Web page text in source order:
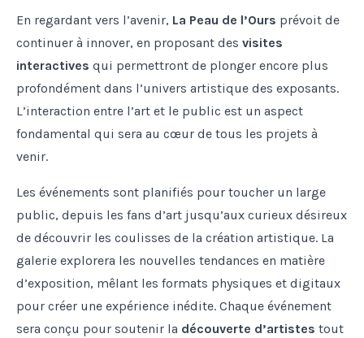
En regardant vers l’avenir, La Peau de l’Ours prévoit de
continuer à innover, en proposant des visites
interactives qui permettront de plonger encore plus
profondément dans l’univers artistique des exposants.
L’interaction entre l’art et le public est un aspect
fondamental qui sera au cœur de tous les projets à
venir.
Les événements sont planifiés pour toucher un large
public, depuis les fans d’art jusqu’aux curieux désireux
de découvrir les coulisses de la création artistique. La
galerie explorera les nouvelles tendances en matière
d’exposition, mêlant les formats physiques et digitaux
pour créer une expérience inédite. Chaque événement
sera conçu pour soutenir la découverte d’artistes tout